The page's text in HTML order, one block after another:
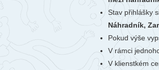
Stav přihlášky
Náhradník,
Pokud výše
V rámci
V klienstkém